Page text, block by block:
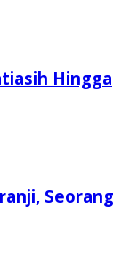
Hingga
Seorang